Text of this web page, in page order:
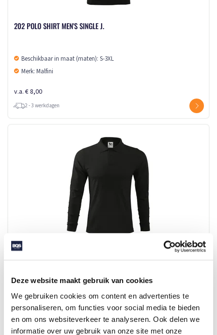
Deze website maakt gebruik van cookies
We gebruiken cookies om content en advertenties te
personaliseren, om functies voor social media te bieden
en om ons websiteverkeer te analyseren. Ook delen we
informatie over uw gebruik van onze site met onze
202 POLO SHIRT MEN'S SINGLE J.
Beschikbaar in maat (maten): S-3XL
Merk: Malfini
v.a. € 8,00
2 - 3 werkdagen
Merk: Malfini
v.a. € 12,00